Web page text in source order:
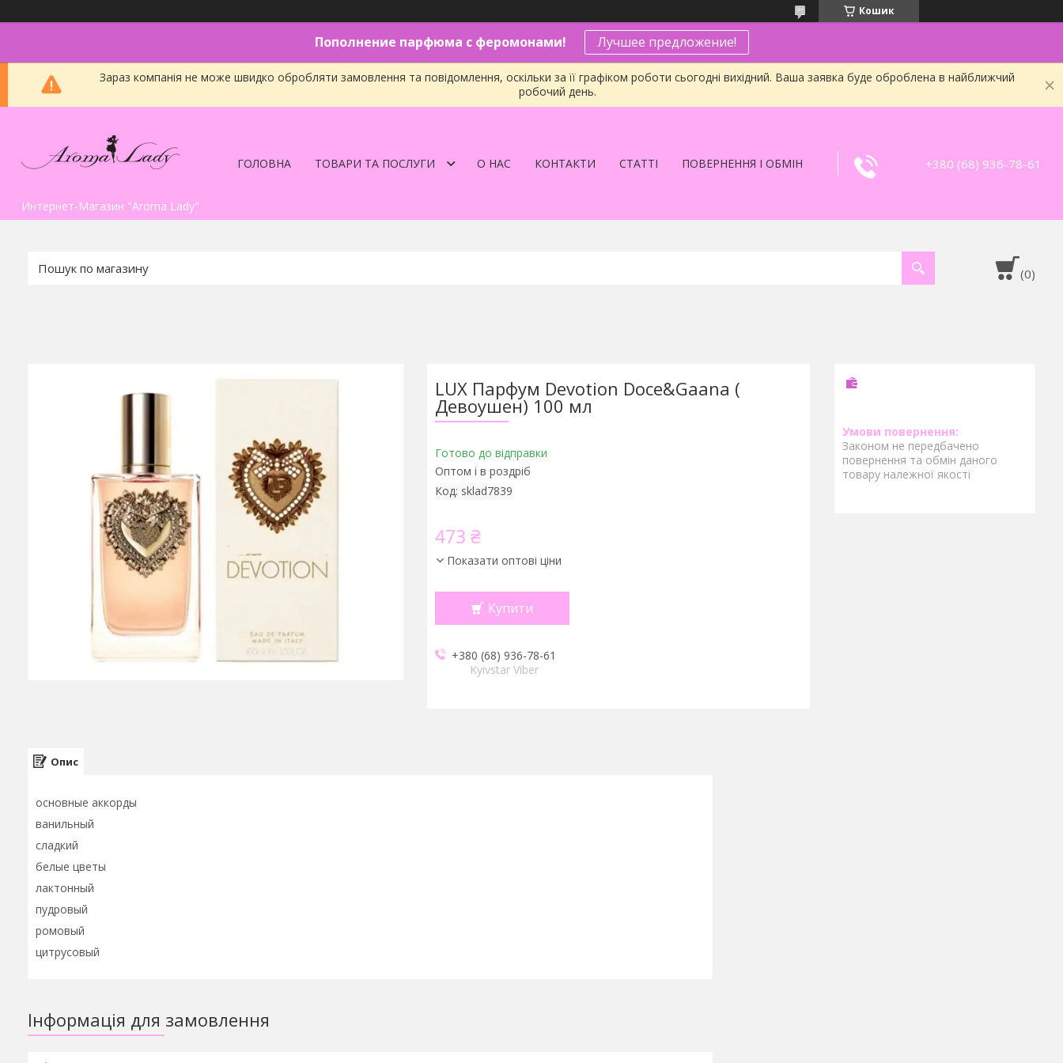
Кошик
Пополнение парфюма с феромонами! Лучшее предложение!
Зараз компанія не може швидко обробляти замовлення та повідомлення, оскільки за її графіком роботи сьогодні вихідний. Ваша заявка буде оброблена в найближчий
робочий день.
Интернет-Магазин "Aroma Lady"
ГОЛОВНА ТОВАРИ ТА ПОСЛУГИ О НАС КОНТАКТИ СТАТТІ ПОВЕРНЕННЯ І ОБМІН +380 (68) 936-78-61
LUX Парфум Devotion Doce&Gaana (
Девоушен) 100 мл
Готово до відправки
Оптом і в роздріб
Код: sklad7839
473 ₴
Показати оптові ціни
Купити
+380 (68) 936-78-61
Kyivstar Viber
Законом не передбачено
повернення та обмін даного
товару належної якості
Опис
основные аккорды
ванильный
сладкий
белые цветы
лактонный
пудровый
ромовый
цитрусовый
Інформація для замовлення